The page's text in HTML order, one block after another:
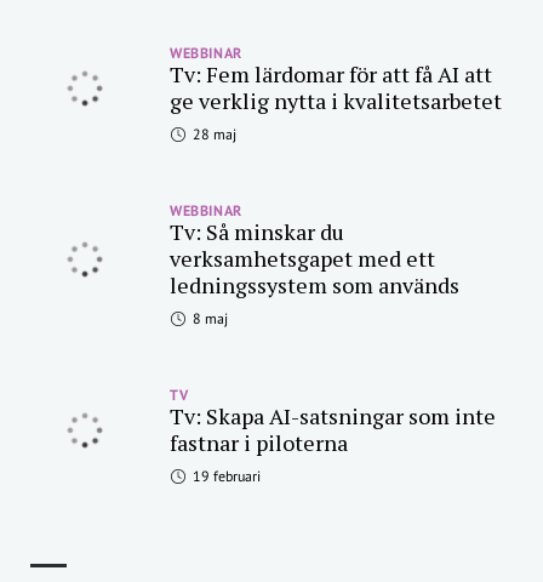
WEBBINAR
Tv: Fem lärdomar för att få AI att
ge verklig nytta i kvalitetsarbetet
28 maj
WEBBINAR
Tv: Så minskar du
verksamhetsgapet med ett
ledningssystem som används
8 maj
TV
Tv: Skapa AI-satsningar som inte
fastnar i piloterna
19 februari